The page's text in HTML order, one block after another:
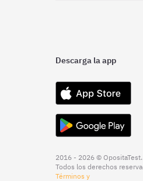
Descarga la app
2016 - 2026 © OpositaTest.
Todos los derechos
Términos y